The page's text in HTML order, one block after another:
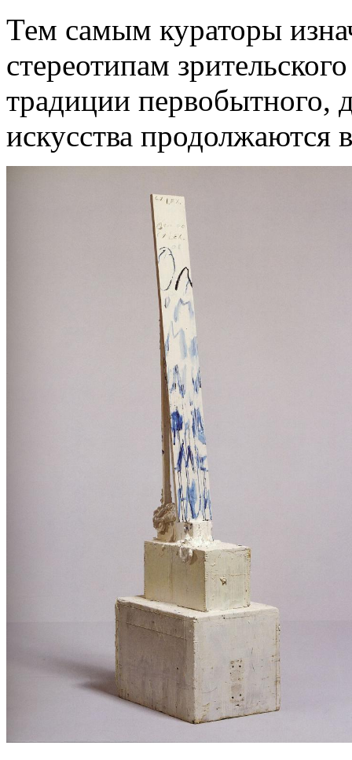
Тем самым кураторы
стереотипам
традиции первобытного,
искусства продолжаются